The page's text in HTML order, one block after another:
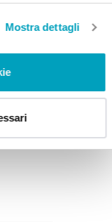
Mostra dettagli